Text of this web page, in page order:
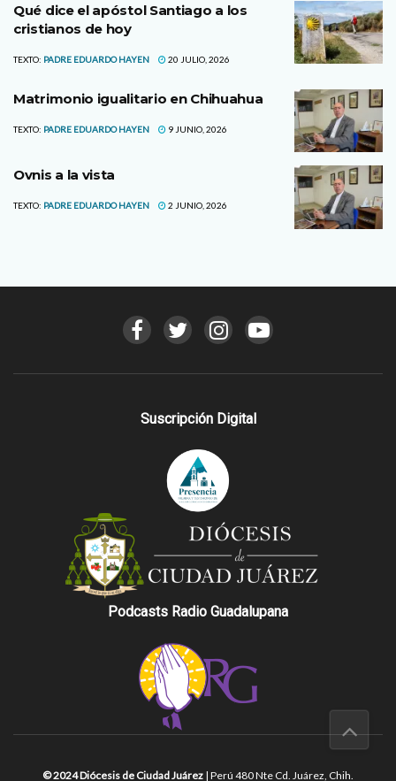
Qué dice el apóstol Santiago a los
cristianos de hoy
TEXTO: PADRE EDUARDO HAYEN 20 JULIO, 2026
Matrimonio igualitario en Chihuahua
TEXTO: PADRE EDUARDO HAYEN 9 JUNIO, 2026
Ovnis a la vista
TEXTO: PADRE EDUARDO HAYEN 2 JUNIO, 2026
Suscripción Digital
Podcasts Radio Guadalupana
© 2024 Diócesis de Ciudad Juárez | Perú 480 Nte Cd. Juárez, Chih.